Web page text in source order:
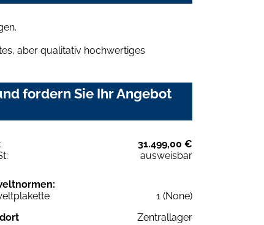
aber qualitativ hochwertiges
fordern Sie Ihr Angebot
31.499,00 €
ausweisbar
1 (None)
Zentrallager